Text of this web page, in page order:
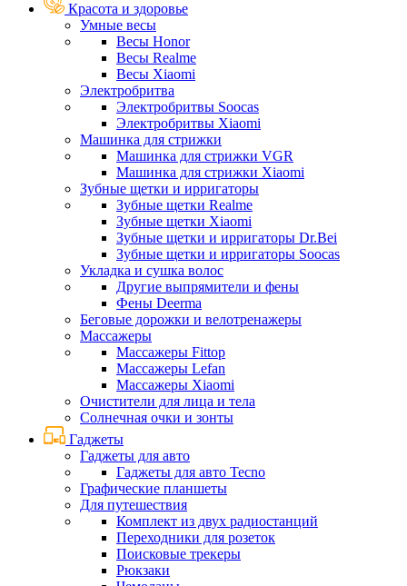
Красота и здоровье
Умные весы
Весы Honor
Весы Realme
Весы Xiaomi
Электробритва
Электробритвы Soocas
Электробритвы Xiaomi
Машинка для стрижки
Машинка для стрижки VGR
Машинка для стрижки Xiaomi
Зубные щетки и ирригаторы
Зубные щетки Realme
Зубные щетки Xiaomi
Зубные щетки и ирригаторы Dr.Bei
Зубные щетки и ирригаторы Soocas
Укладка и сушка волос
Другие выпрямители и фены
Фены Deerma
Беговые дорожки и велотренажеры
Массажеры
Массажеры Fittop
Массажеры Lefan
Массажеры Xiaomi
Очистители для лица и тела
Солнечная очки и зонты
Гаджеты
Гаджеты для авто
Гаджеты для авто Tecno
Графические планшеты
Для путешествия
Комплект из двух радиостанций
Переходники для розеток
Поисковые трекеры
Рюкзаки